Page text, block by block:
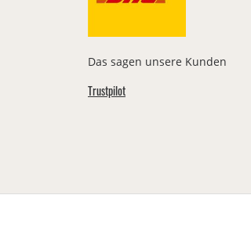
Das sagen unsere Kunden
Trustpilot